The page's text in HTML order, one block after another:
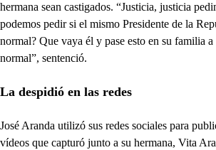
hermana sean castigados. “Justicia, justicia
podemos pedir si el mismo Presidente de la
normal? Que vaya él y pase esto en su familia
normal”, sentenció.
La despidió en las redes
José Aranda utilizó sus redes sociales para
vídeos que capturó junto a su hermana, Vita